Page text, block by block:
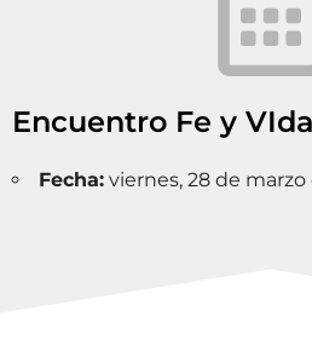
Encuentro Fe y
Fecha: viernes, 28 de marzo